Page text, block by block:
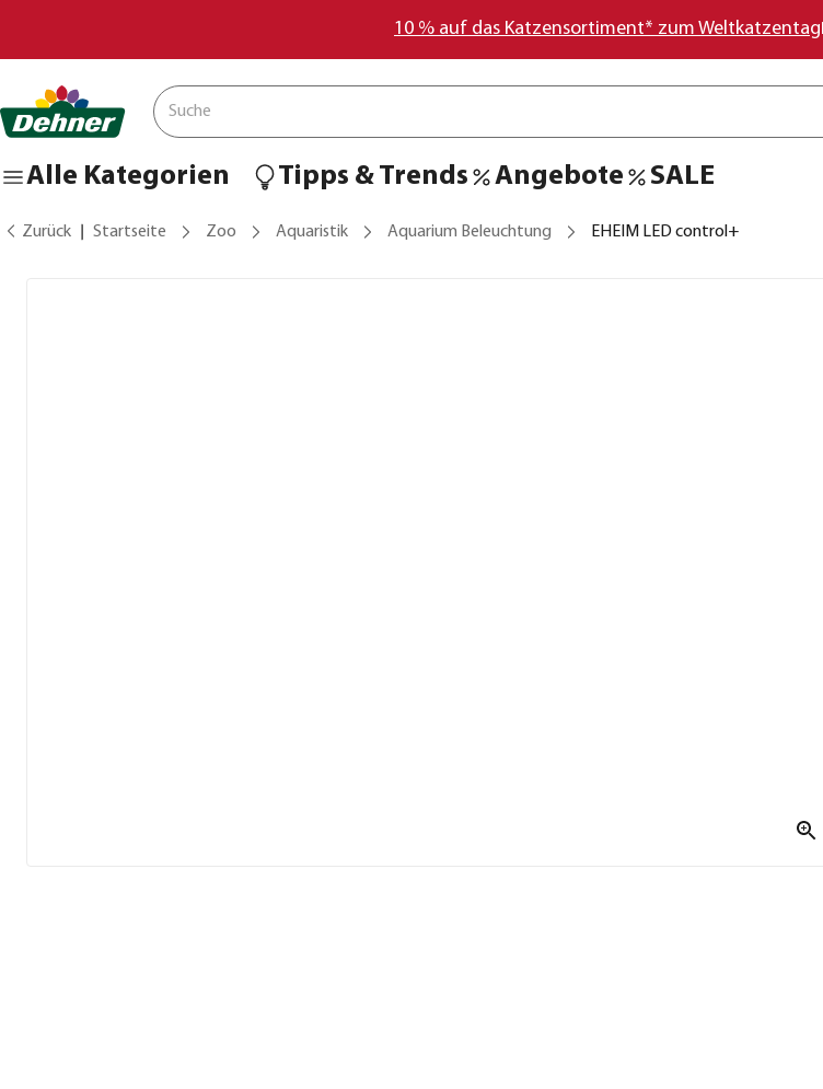
10 % auf das Katzensortiment* zum Weltkatzentag
Alle Kategorien Tipps & Trends Angebote SALE
Zurück Startseite Zoo Aquaristik Aquarium Beleuchtung EHEIM LED control+